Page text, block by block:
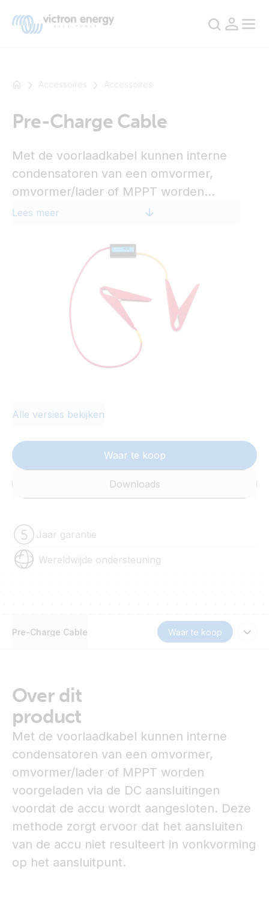
Bijvoorbeeld
Multiplus-
Orion
SmartShunt
Accessoires Accessoires
Pre-Charge Cable
Met de voorlaadkabel kunnen interne
condensatoren van een omvormer,
omvormer/lader of MPPT worden
voorgeladen via de DC aansluitingen
methode zorgt ervoor dat het aansluiten
van de accu niet resulteert in vonkvorming
op het aansluitpunt.
Lees meer
Alle versies bekijken
Waar te koop
Downloads
Jaar garantie
Wereldwijde ondersteuning
Pre-Charge Cable Waar te koop
Over dit
product
Met de voorlaadkabel kunnen interne
condensatoren van een omvormer,
omvormer/lader of MPPT worden
voorgeladen via de DC aansluitingen
voordat de accu wordt aangesloten. Deze
methode zorgt ervoor dat het aansluiten
van de accu niet resulteert in vonkvorming
op het aansluitpunt.